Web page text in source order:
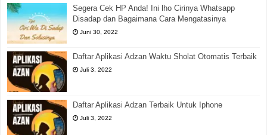
Segera Cek HP Anda! Ini lho Cirinya Whatsapp
Disadap dan Bagaimana Cara Mengatasinya
Juni 30, 2022
Daftar Aplikasi Adzan Waktu Sholat Otomatis Terbaik
Juli 3, 2022
Daftar Aplikasi Adzan Terbaik Untuk Iphone
Juli 3, 2022